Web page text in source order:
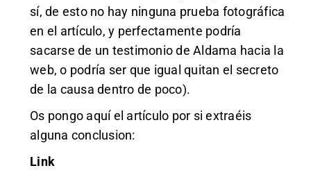
sí, de esto no hay ninguna prueba fotográfica
en el artículo, y perfectamente podría
sacarse de un testimonio de Aldama hacia la
web, o podría ser que igual quitan el secreto
de la causa dentro de poco).
Os pongo aquí el artículo por si extraéis
alguna conclusion:
Link